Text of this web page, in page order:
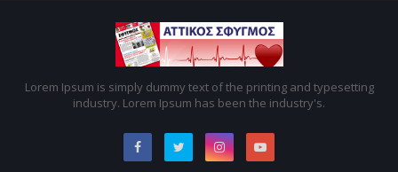
Lorem Ipsum is simply dummy text of the printing and typesetting
industry. Lorem Ipsum has been the industry's.